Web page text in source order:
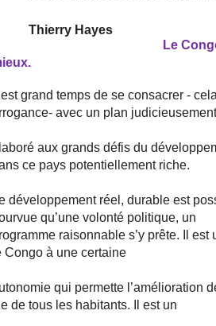
Thierry Hayes
Le
grand temps de se consacrer -
avec un plan judicieusement
aux grands défis du
ce pays potentiellement riche.
développement réel, durable est
qu’une volonté politique, un
raisonnable s’y prête. Il est
Congo à une certaine
qui permette l’amélioration
de tous les habitants. Il est un